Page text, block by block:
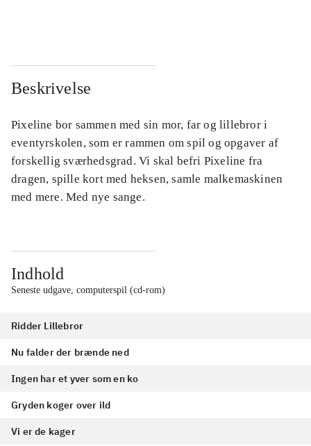
Beskrivelse
Pixeline bor sammen med sin mor, far og lillebror i
eventyrskolen, som er rammen om spil og opgaver af
forskellig sværhedsgrad. Vi skal befri Pixeline fra
dragen, spille kort med heksen, samle malkemaskinen
med mere. Med nye sange.
Indhold
Seneste udgave, computerspil (cd-rom)
Ridder Lillebror
Nu falder der brænde ned
Ingen har et yver som en ko
Gryden koger over ild
Vi er de kager